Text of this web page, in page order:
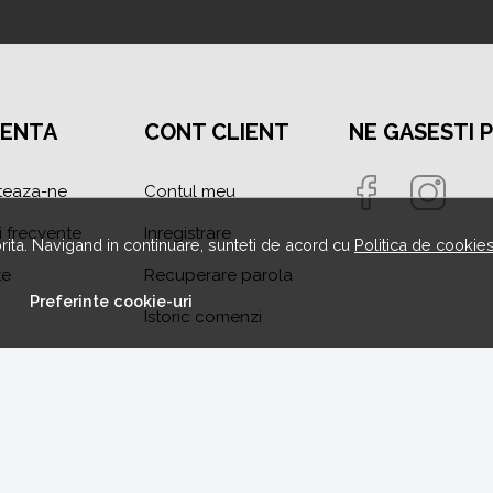
Navigand in continuare, sunteti de acord cu Politica de
Preferinte cookie-uri
ne
frecvente
CONT CLIENT
Contul meu
Inregistrare
Recuperare parola
Istoric comenzi
NE GASESTI